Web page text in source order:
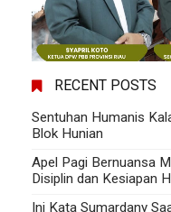
RECENT POSTS
Sentuhan Humanis
Blok Hunian
Apel Pagi Bernuansa
Disiplin dan Kesiapan
Ini Kata Sumardany